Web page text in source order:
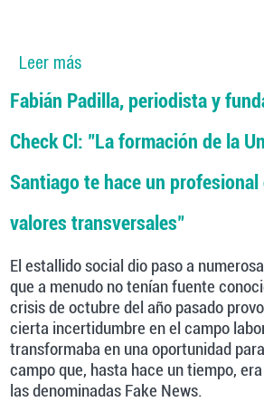
Leer mássobre Fabián Padilla gana
Fabián Padilla, periodista y
Check Cl: "La formación de la
Santiago te hace un
valores transversales"
El estallido social dio paso a
que a menudo no tenían fuente
crisis de octubre del año pasado
cierta incertidumbre en el campo
transformaba en una oportunidad
campo que, hasta hace un tiempo,
las denominadas Fake News.